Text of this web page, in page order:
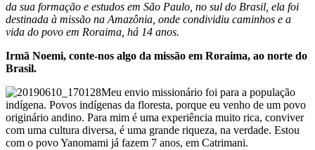
da sua formação e estudos em São Paulo, no sul do Brasil, ela foi
destinada à missão na Amazônia, onde condividiu caminhos e a
vida do povo em Roraima, há 14 anos.
Irmã Noemi, conte-nos algo da missão em Roraima, ao norte do
Brasil.
Meu envio missionário foi para a população
indígena. Povos indígenas da floresta, porque eu venho de um povo
originário andino. Para mim é uma experiência muito rica, conviver
com uma cultura diversa, é uma grande riqueza, na verdade. Estou
com o povo Yanomami já fazem 7 anos, em Catrimani.